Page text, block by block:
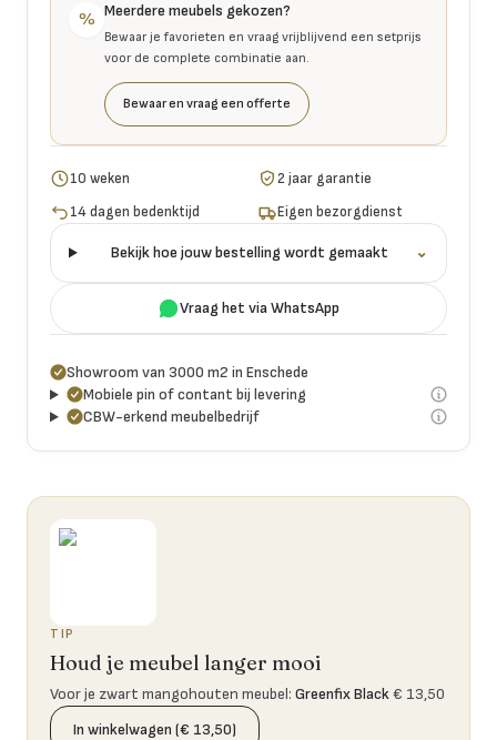
% Meerdere meubels gekozen?
Bewaar je favorieten en vraag vrijblijvend een setprijs
voor de complete combinatie aan.
Bewaar en vraag een offerte
10 weken
2 jaar garantie
14 dagen bedenktijd
Eigen bezorgdienst
Bekijk hoe jouw bestelling wordt gemaakt ⌄
Vraag het via WhatsApp
Showroom van 3000 m2 in Enschede
Mobiele pin of contant bij levering
CBW-erkend meubelbedrijf
TIP
Houd je meubel langer mooi
Voor je zwart mangohouten meubel: Greenfix Black€ 13,50
In winkelwagen (€ 13,50)